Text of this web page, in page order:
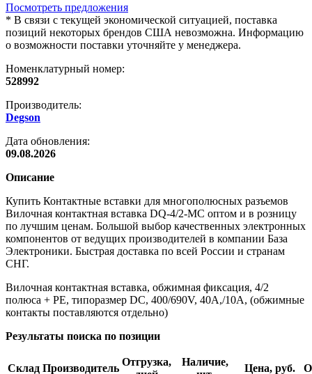
Посмотреть предложения
* В связи с текущей экономической ситуацией, поставка
позиций некоторых брендов США невозможна. Информацию
о возможности поставки уточняйте у менеджера.
Номенклатурный номер:
528992
Производитель:
Degson
Дата обновления:
09.08.2026
Описание
Купить Контактные вставки для многополюсных разъемов
Вилочная контактная вставка DQ-4/2-MC оптом и в розницу
по лучшим ценам. Большой выбор качественных электронных
компонентов от ведущих производителей в компании База
Электроники. Быстрая доставка по всей России и странам
СНГ.
Вилочная контактная вставка, обжимная фиксация, 4/2
полюса + PE, типоразмер DC, 400/690V, 40A,/10A, (обжимные
контакты поставляются отдельно)
Результаты поиска по позиции
Склад Производитель
Отгрузка,
Наличие,
Цена, руб.